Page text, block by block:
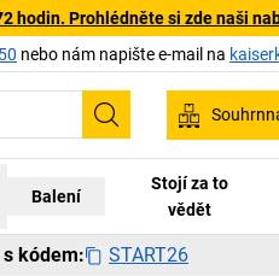
hodin. Prohlédněte si zde naši
nebo nám napište e-mail na
Hledání
Balení
Stojí za to
vědět
kódem: START26